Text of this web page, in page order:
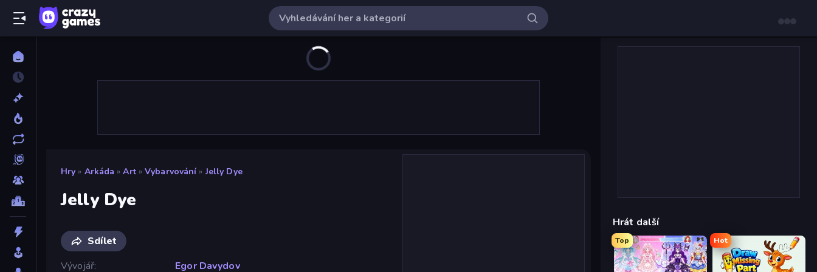
Hry » Arkáda » Art » Vybarvování » Jelly Dye
Jelly Dye
Sdílet
Vývojář
Egor Davydov
Hrát další
Top Hot